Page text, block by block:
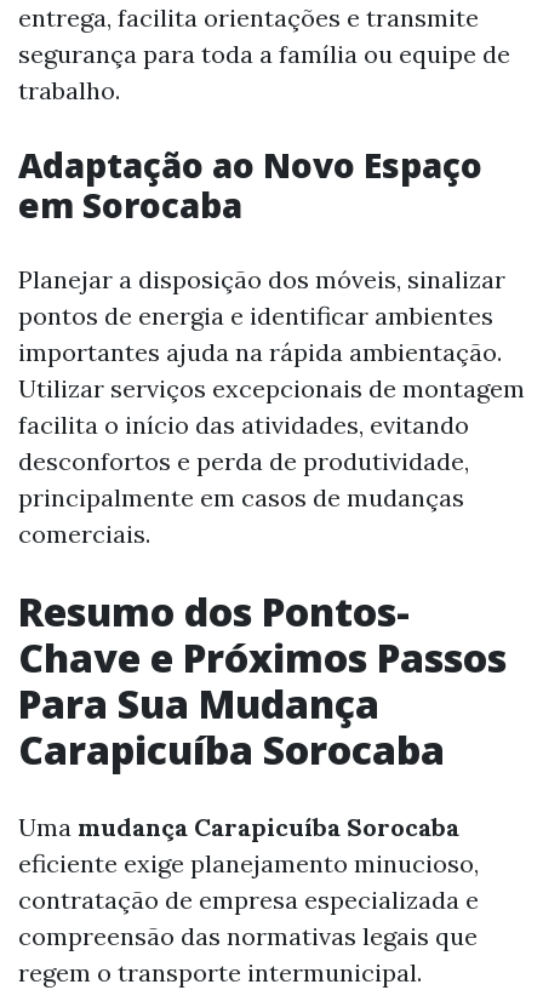
entrega, facilita orientações e transmite
segurança para toda a família ou equipe de
trabalho.
Adaptação ao Novo Espaço
em Sorocaba
Planejar a disposição dos móveis, sinalizar
pontos de energia e identificar ambientes
importantes ajuda na rápida ambientação.
Utilizar serviços excepcionais de montagem
facilita o início das atividades, evitando
desconfortos e perda de produtividade,
principalmente em casos de mudanças
comerciais.
Resumo dos Pontos-
Chave e Próximos Passos
Para Sua Mudança
Carapicuíba Sorocaba
Uma mudança Carapicuíba Sorocaba
eficiente exige planejamento minucioso,
contratação de empresa especializada e
compreensão das normativas legais que
regem o transporte intermunicipal.